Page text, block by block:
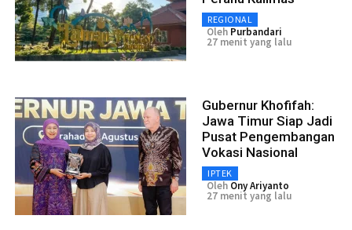
REGIONAL
Oleh Purbandari
27 menit yang lalu
Gubernur Khofifah:
Jawa Timur Siap Jadi
Pusat Pengembangan
Vokasi Nasional
IPTEK
Oleh Ony Ariyanto
27 menit yang lalu